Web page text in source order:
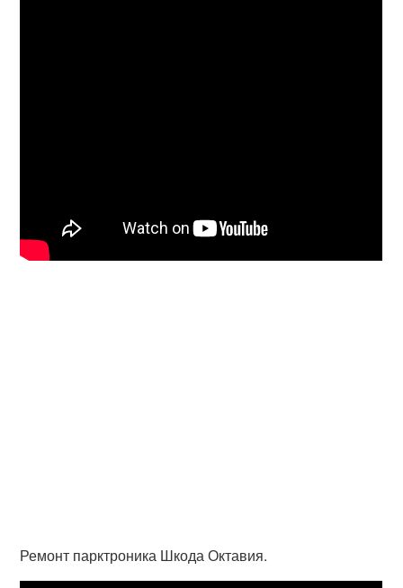
Ремонт парктроника Шкода Октавия.